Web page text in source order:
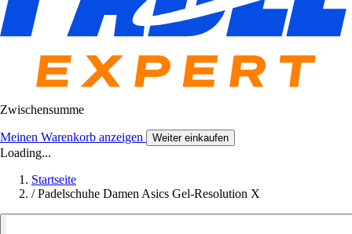
Zwischensumme
Meinen Warenkorb anzeigen Weiter einkaufen
Loading...
Startseite
/ Padelschuhe Damen Asics Gel-Resolution X